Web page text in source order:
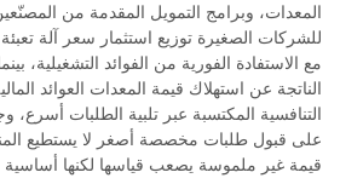
المعدات، وبرامج التمويل المقدمة من
للشركات الصغيرة توزيع استثمار سعر آلة
مع الاستفادة الفورية من الفوائد التشغيلية،
الناتجة عن استهلاك قيمة المعدات العوائد
التنافسية المكتسبة عبر تلبية الطلبات أسرع،
على قبول طلبات مخصصة أصغر لا يستطيع
قيمة غير ملموسة يصعب قياسها لكنها